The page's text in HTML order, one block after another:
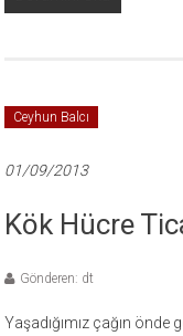
Ceyhun Balcı
01/09/2013
Kök Hücre
Gönderen: dt
Yaşadığımız çağın önde